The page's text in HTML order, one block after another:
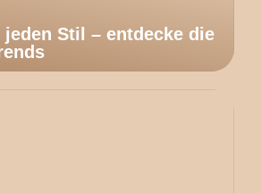
Stil – entdecke die